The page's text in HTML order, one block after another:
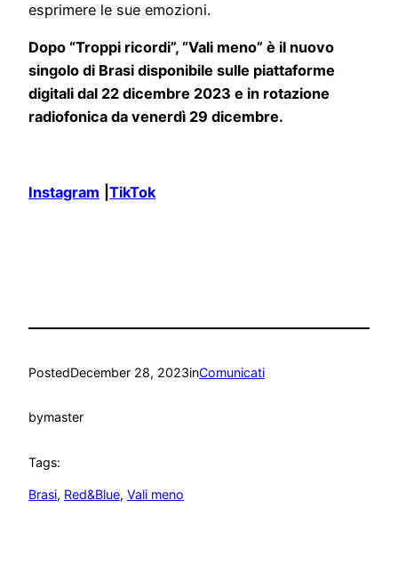
esprimere le sue emozioni.
Dopo “Troppi ricordi”, “Vali meno” è il nuovo
singolo di Brasi disponibile sulle piattaforme
digitali dal 22 dicembre 2023 e in rotazione
radiofonica da venerdì 29 dicembre.
Instagram TikTok
PostedDecember 28, 2023inComunicati
bymaster
Tags:
Brasi, Red&Blue, Vali meno